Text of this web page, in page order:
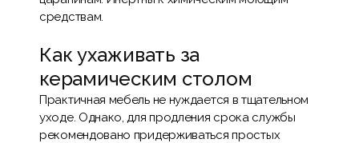
средствам.
Как ухаживать за
керамическим столом
Практичная мебель не нуждается в тщательном
уходе. Однако, для продления срока службы
рекомендовано придерживаться простых